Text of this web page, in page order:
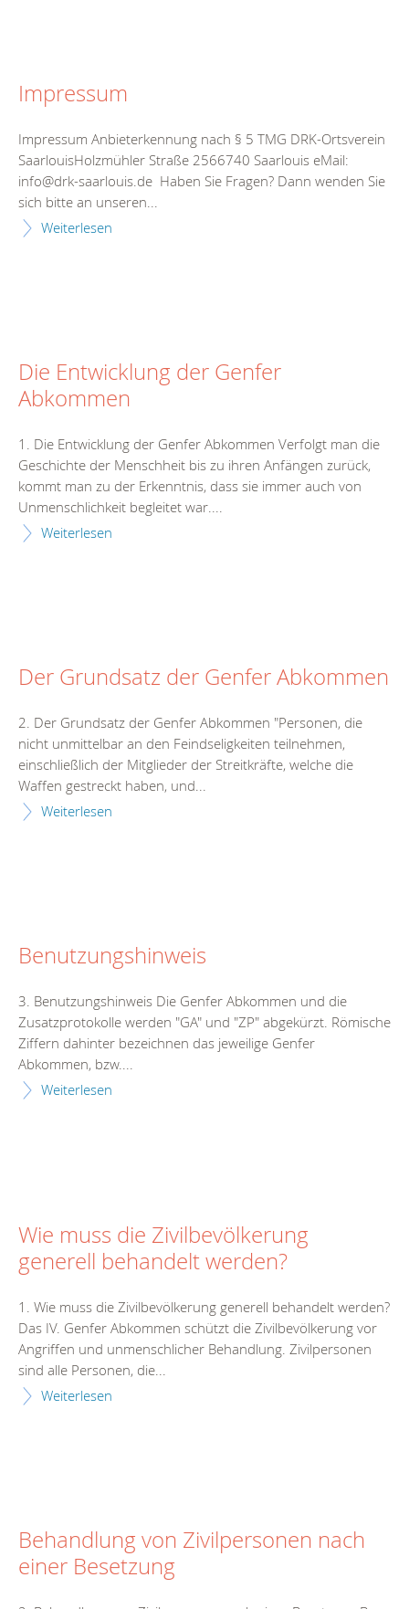
Impressum
Impressum Anbieterkennung nach § 5 TMG DRK-Ortsverein
SaarlouisHolzmühler Straße 2566740 Saarlouis eMail:
info@drk-saarlouis.de Haben Sie Fragen? Dann wenden Sie
sich bitte an unseren...
Weiterlesen
Die Entwicklung der Genfer
Abkommen
1. Die Entwicklung der Genfer Abkommen Verfolgt man die
Geschichte der Menschheit bis zu ihren Anfängen zurück,
kommt man zu der Erkenntnis, dass sie immer auch von
Unmenschlichkeit begleitet war....
Weiterlesen
Der Grundsatz der Genfer Abkommen
2. Der Grundsatz der Genfer Abkommen "Personen, die
nicht unmittelbar an den Feindseligkeiten teilnehmen,
einschließlich der Mitglieder der Streitkräfte, welche die
Waffen gestreckt haben, und...
Weiterlesen
Benutzungshinweis
3. Benutzungshinweis Die Genfer Abkommen und die
Zusatzprotokolle werden "GA" und "ZP" abgekürzt. Römische
Ziffern dahinter bezeichnen das jeweilige Genfer
Abkommen, bzw....
Weiterlesen
Wie muss die Zivilbevölkerung
generell behandelt werden?
1. Wie muss die Zivilbevölkerung generell behandelt werden?
Das IV. Genfer Abkommen schützt die Zivilbevölkerung vor
Angriffen und unmenschlicher Behandlung. Zivilpersonen
sind alle Personen, die...
Weiterlesen
Behandlung von Zivilpersonen nach
einer Besetzung